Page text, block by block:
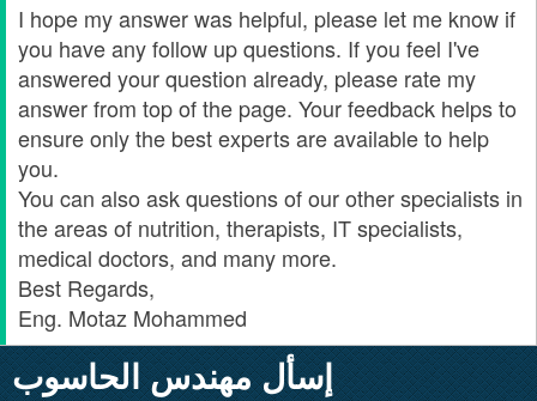
I hope my answer was helpful, please let me know if
you have any follow up questions. If you feel I've
answered your question already, please rate my
answer from top of the page. Your feedback helps to
ensure only the best experts are available to help
you.
You can also ask questions of our other specialists in
the areas of nutrition, therapists, IT specialists,
medical doctors, and many more.
Best Regards,
Eng. Motaz Mohammed
إسأل مهندس الحاسوب